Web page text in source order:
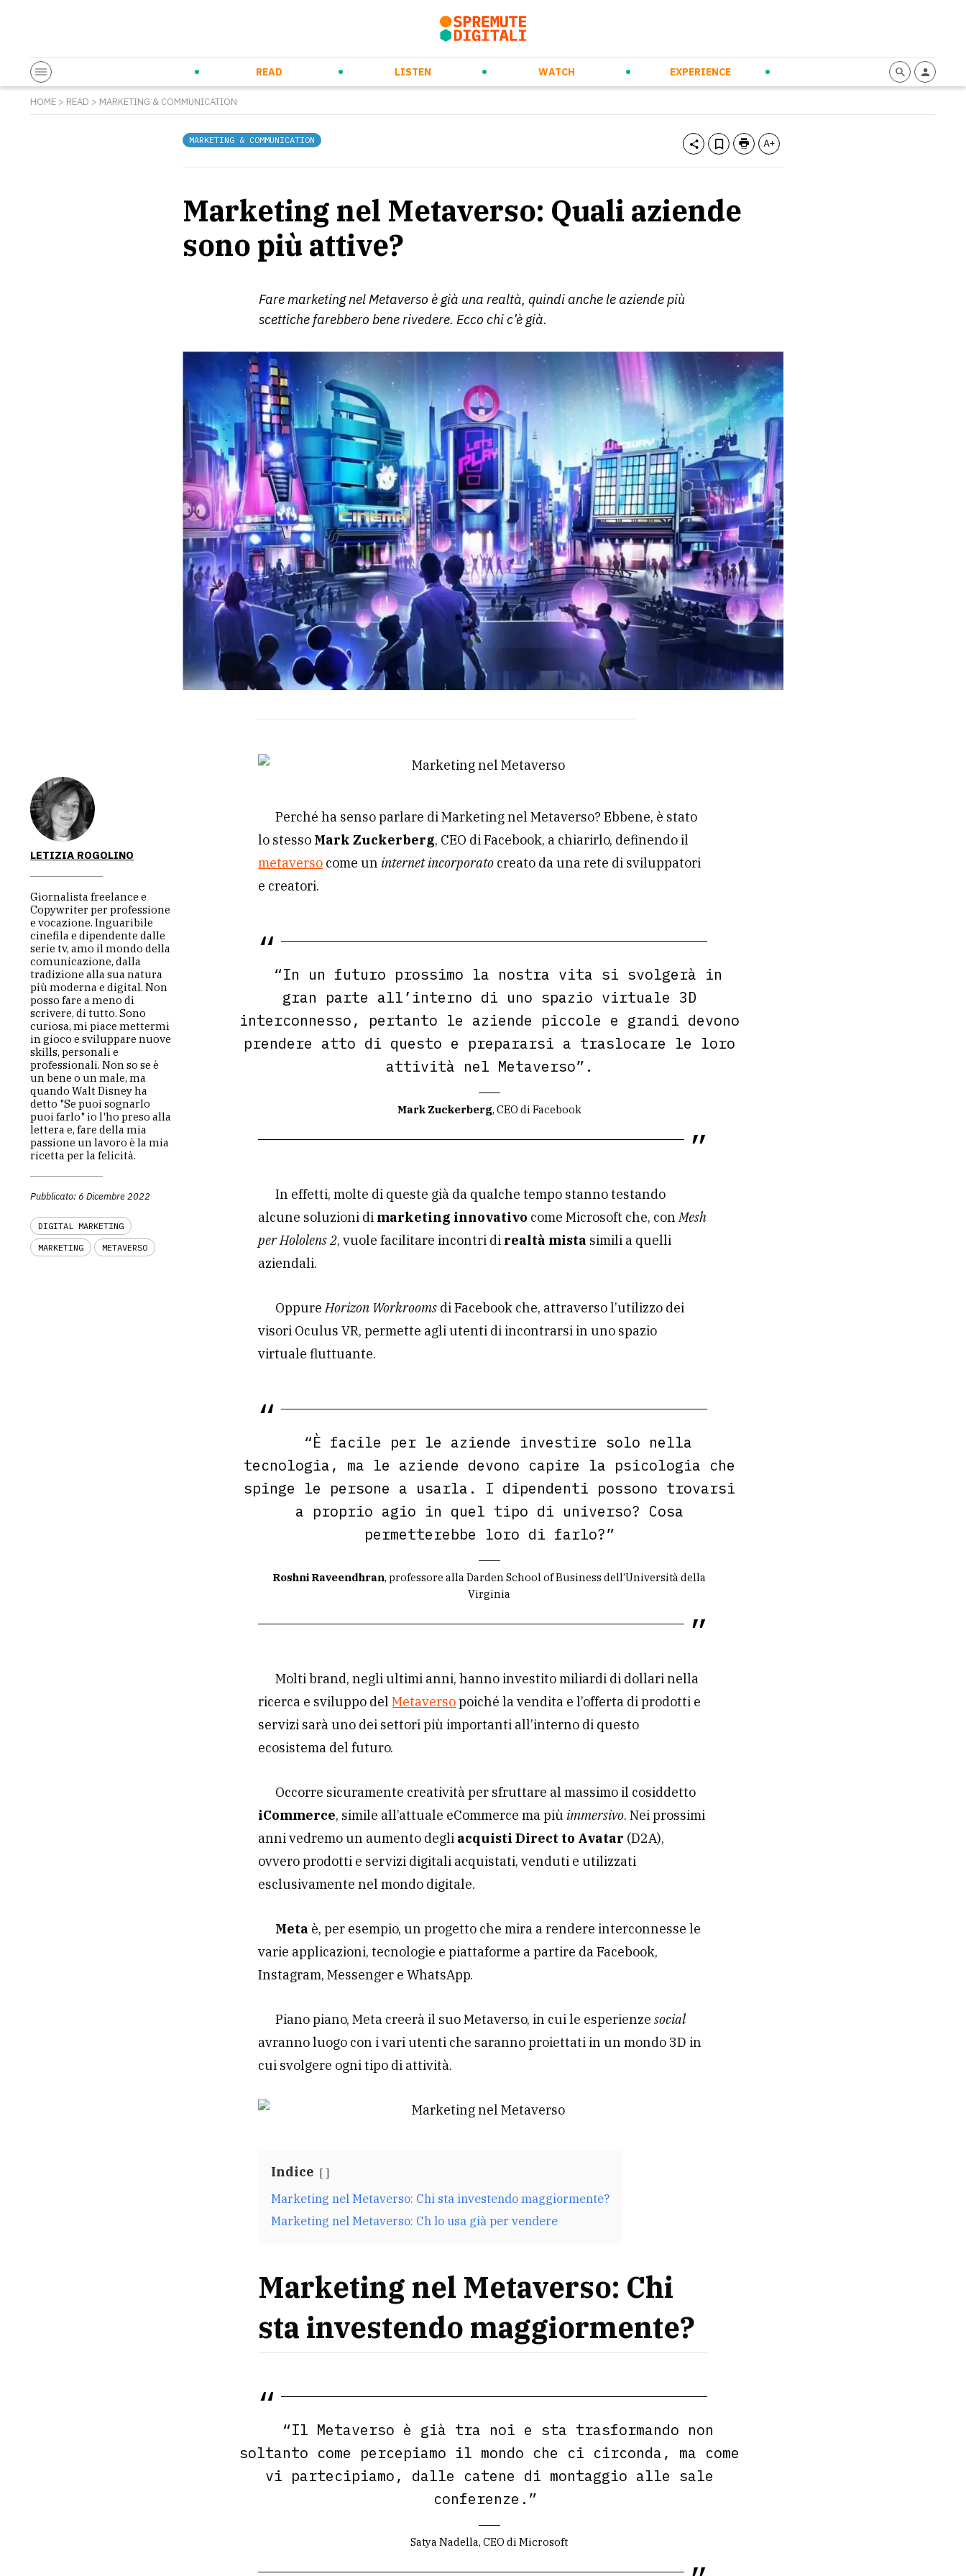
READ
Future Trends & Tech
LISTEN
Daily Orange Squeeze Audiospremute
WATCH
Videospremute
EXPERIENCE
Eventi passati
HOME > READ > MARKETING & COMMUNICATION
MARKETING & COMMUNICATION
Marketing nel Metaverso: Quali aziende
sono più attive?
Fare marketing nel Metaverso è già una realtà, quindi anche le aziende più
scettiche farebbero bene rivedere. Ecco chi c’è già.
LETIZIA ROGOLINO
Giornalista freelance e
Copywriter per professione
e vocazione. Inguaribile
cinefila e dipendente dalle
serie tv, amo il mondo della
comunicazione, dalla
tradizione alla sua natura
più moderna e digital. Non
posso fare a meno di
scrivere, di tutto. Sono
curiosa, mi piace mettermi
in gioco e sviluppare nuove
skills, personali e
professionali. Non so se è
un bene o un male, ma
quando Walt Disney ha
detto "Se puoi sognarlo
puoi farlo" io l'ho preso alla
lettera e, fare della mia
passione un lavoro è la mia
ricetta per la felicità.
Pubblicato: 6 Dicembre 2022
DIGITAL MARKETING
MARKETING
METAVERSO
Perché ha senso parlare di Marketing nel Metaverso? Ebbene, è stato
lo stesso Mark Zuckerberg, CEO di Facebook, a chiarirlo, definendo il
metaverso come un internet incorporato creato da una rete di sviluppatori
e creatori.
“In un futuro prossimo la nostra vita si svolgerà in
gran parte all’interno di uno spazio virtuale 3D
interconnesso, pertanto le aziende piccole e grandi devono
prendere atto di questo e prepararsi a traslocare le loro
attività nel Metaverso”.
Mark Zuckerberg, CEO di Facebook
In effetti, molte di queste già da qualche tempo stanno testando
alcune soluzioni di marketing innovativo come Microsoft che, conMesh
per Hololens 2, vuole facilitare incontri di realtà mista simili a quelli
aziendali.
OppureHorizon Workrooms di Facebook che, attraverso l’utilizzo dei
visori Oculus VR, permette agli utenti di incontrarsi in uno spazio
virtuale fluttuante.
“È facile per le aziende investire solo nella
tecnologia, ma le aziende devono capire la psicologia che
spinge le persone a usarla. I dipendenti possono trovarsi
a proprio agio in quel tipo di universo? Cosa
permetterebbe loro di farlo?”
Roshni Raveendhran, professore alla Darden School of Business dell’Università della
Virginia
Molti brand, negli ultimi anni, hanno investito miliardi di dollari nella
ricerca e sviluppo delMetaversopoiché la vendita e l’offerta di prodotti e
servizi sarà uno dei settori più importanti all’interno di questo
ecosistema del futuro.
Occorre sicuramente creatività per sfruttare al massimo il cosiddetto
iCommerce, simile all’attuale eCommerce ma più immersivo. Nei prossimi
anni vedremo un aumento degli acquisti Direct to Avatar (D2A),
ovvero prodotti e servizi digitali acquistati, venduti e utilizzati
esclusivamente nel mondo digitale.
Meta è, per esempio, un progetto che mira a rendere interconnesse le
varie applicazioni, tecnologie e piattaforme a partire da Facebook,
Instagram, Messenger e WhatsApp.
Piano piano, Meta creerà il suo Metaverso, in cui le esperienzesocial
avranno luogo con i vari utenti che saranno proiettati in un mondo 3D in
cui svolgere ogni tipo di attività.
Indice
Marketing nel Metaverso: Chi sta investendo maggiormente?
Marketing nel Metaverso: Ch lo usa già per vendere
Marketing nel Metaverso: Chi
sta investendo maggiormente?
“Il Metaverso è già tra noi e sta trasformando non
soltanto come percepiamo il mondo che ci circonda, ma come
vi partecipiamo, dalle catene di montaggio alle sale
conferenze.”
Satya Nadella, CEO di Microsoft